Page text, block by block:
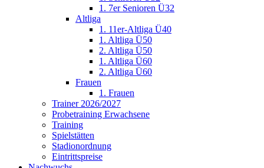
1. 7er Senioren Ü32
Altliga
1. 11er-Altliga Ü40
1. Altliga Ü50
2. Altliga Ü50
1. Altliga Ü60
2. Altliga Ü60
Frauen
1. Frauen
Trainer 2026/2027
Probetraining Erwachsene
Training
Spielstätten
Stadionordnung
Eintrittspreise